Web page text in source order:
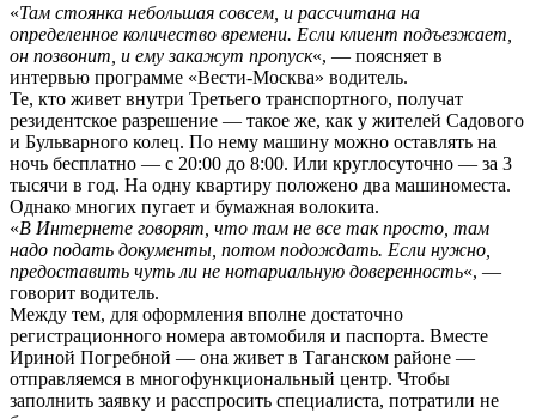
«Там стоянка небольшая совсем, и рассчитана на
определенное количество времени. Если клиент подъезжает,
он позвонит, и ему закажут пропуск«, — поясняет в
интервью программе «Вести-Москва» водитель.
Те, кто живет внутри Третьего транспортного, получат
резидентское разрешение — такое же, как у жителей Садового
и Бульварного колец. По нему машину можно оставлять на
ночь бесплатно — с 20:00 до 8:00. Или круглосуточно — за 3
тысячи в год. На одну квартиру положено два машиноместа.
Однако многих пугает и бумажная волокита.
«В Интернете говорят, что там не все так просто, там
надо подать документы, потом подождать. Если нужно,
предоставить чуть ли не нотариальную доверенность«, —
говорит водитель.
Между тем, для оформления вполне достаточно
регистрационного номера автомобиля и паспорта. Вместе
Ириной Погребной — она живет в Таганском районе —
отправляемся в многофункциональный центр. Чтобы
заполнить заявку и расспросить специалиста, потратили не